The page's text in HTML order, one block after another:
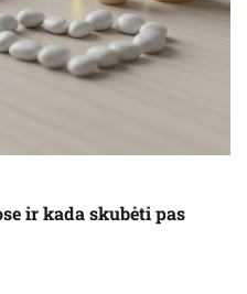
ir kada skubėti pas